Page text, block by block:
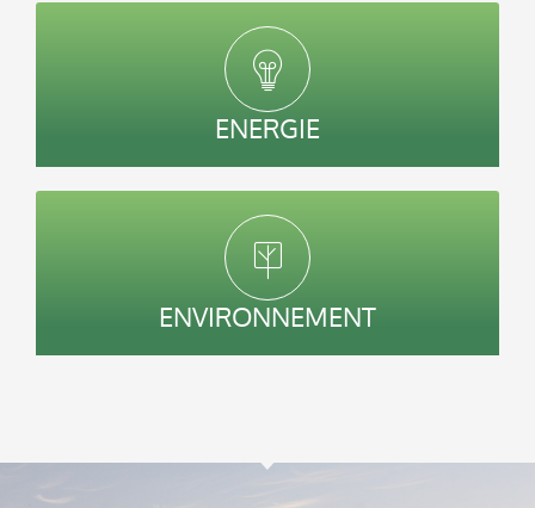
ENERGIE
ENVIRONNEMENT